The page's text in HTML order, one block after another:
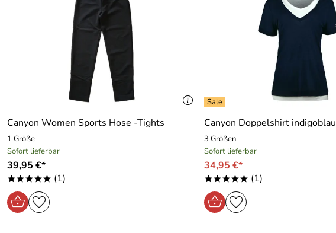
Canyon Women Sports Hose -Tights
1 Größe
Sofort lieferbar
39,95 €*
***** (1)
Canyon Doppelshirt indigoblau
3 Größen
Sofort lieferbar
34,95 €*
***** (1)